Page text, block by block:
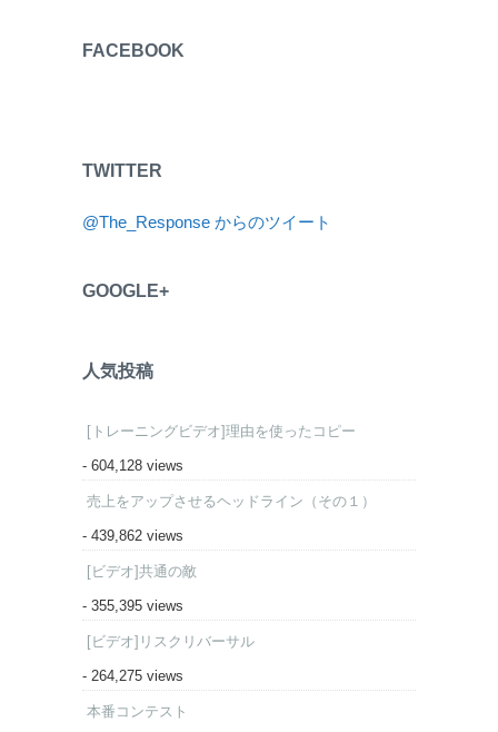
FACEBOOK
TWITTER
@The_Response からのツイート
GOOGLE+
人気投稿
[トレーニングビデオ]理由を使ったコピー
- 604,128 views
売上をアップさせるヘッドライン（その１）
- 439,862 views
[ビデオ]共通の敵
- 355,395 views
[ビデオ]リスクリバーサル
- 264,275 views
本番コンテスト